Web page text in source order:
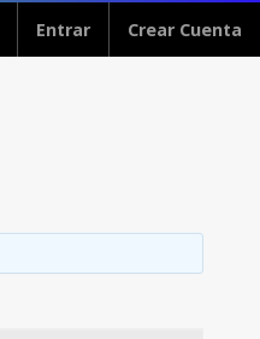
Entrar Crear Cuenta